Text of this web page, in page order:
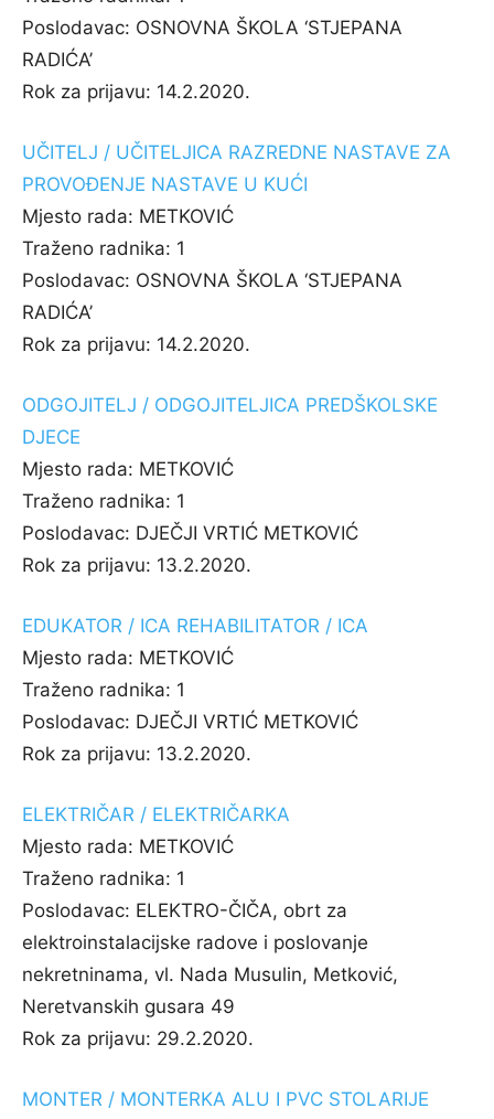
Poslodavac: OSNOVNA ŠKOLA ‘STJEPANA
RADIĆA’
Rok za prijavu: 14.2.2020.
UČITELJ / UČITELJICA RAZREDNE NASTAVE ZA
PROVOĐENJE NASTAVE U KUĆI
Mjesto rada: METKOVIĆ
Traženo radnika: 1
Poslodavac: OSNOVNA ŠKOLA ‘STJEPANA
RADIĆA’
Rok za prijavu: 14.2.2020.
ODGOJITELJ / ODGOJITELJICA PREDŠKOLSKE
DJECE
Mjesto rada: METKOVIĆ
Traženo radnika: 1
Poslodavac: DJEČJI VRTIĆ METKOVIĆ
Rok za prijavu: 13.2.2020.
EDUKATOR / ICA REHABILITATOR / ICA
Mjesto rada: METKOVIĆ
Traženo radnika: 1
Poslodavac: DJEČJI VRTIĆ METKOVIĆ
Rok za prijavu: 13.2.2020.
ELEKTRIČAR / ELEKTRIČARKA
Mjesto rada: METKOVIĆ
Traženo radnika: 1
Poslodavac: ELEKTRO-ČIČA, obrt za
elektroinstalacijske radove i poslovanje
nekretninama, vl. Nada Musulin, Metković,
Neretvanskih gusara 49
Rok za prijavu: 29.2.2020.
MONTER / MONTERKA ALU I PVC STOLARIJE